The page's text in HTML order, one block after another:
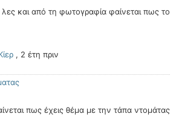
και από τη φωτογραφία φαίνεται πως το
, 2 έτη πριν
πως έχεις θέμα με την τάπα ντομάτας